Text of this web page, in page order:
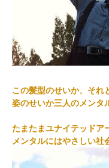
この髪型のせいか、それ
姿のせいか三人のメンタ
たまたまユナイテッドア
メンタルにはやさしい社